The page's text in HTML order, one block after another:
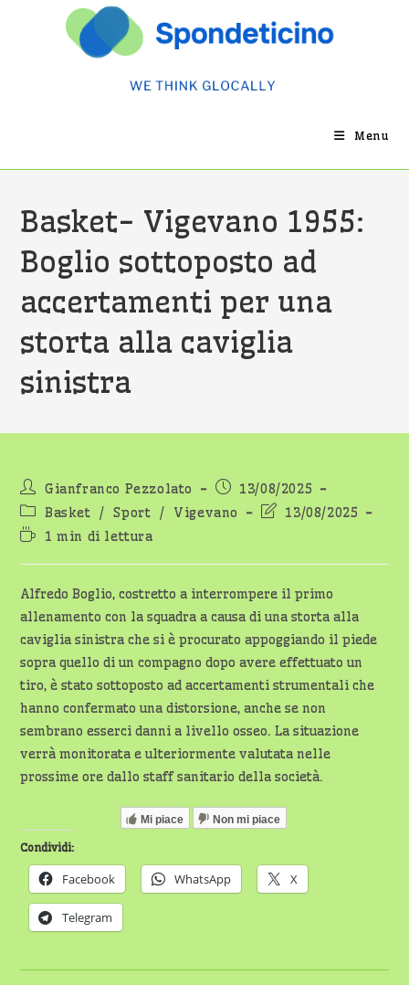
Menu
Basket- Vigevano 1955:
Boglio sottoposto ad
accertamenti per una
storta alla caviglia
sinistra
Autore
dell'articolo:
Gianfranco Pezzolato
Articolo
pubblicato:
13/08/2025
Categoria
dell'articolo:
Basket / Sport / Vigevano
Ultima13/08/2025
Tempo
lettura:
1 min di lettura
Alfredo Boglio, costretto a interrompere il primo
allenamento con la squadra a causa di una storta alla
caviglia sinistra che si è procurato appoggiando il piede
sopra quello di un compagno dopo avere effettuato un
tiro, è stato sottoposto ad accertamenti strumentali che
hanno confermato una distorsione, anche se non
sembrano esserci danni a livello osseo. La situazione
verrà monitorata e ulteriormente valutata nelle
prossime ore dallo staff sanitario della società.
Mi piace Non mi piace
Condividi:
Facebook WhatsApp X
Telegram